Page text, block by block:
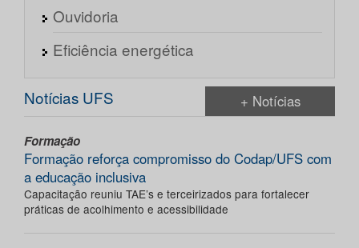
Ouvidoria
Eficiência energética
Notícias UFS + Notícias
Formação
Formação reforça compromisso do Codap/UFS com
a educação inclusiva
Capacitação reuniu TAE’s e terceirizados para fortalecer
práticas de acolhimento e acessibilidade